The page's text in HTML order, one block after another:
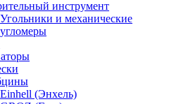
инструмент
Угольники и механические
угломеры
Einhell (Энхель)